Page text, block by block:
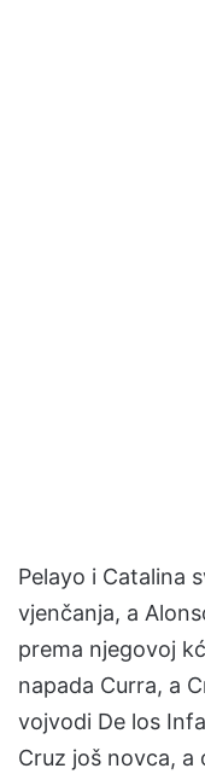
Pelayo i Catalina
vjenčanja, a
prema njegovoj
napada Curra, a
vojvodi De los
Cruz još novca, a